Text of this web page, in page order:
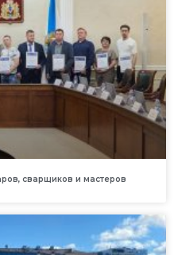
сварщиков и мастеров